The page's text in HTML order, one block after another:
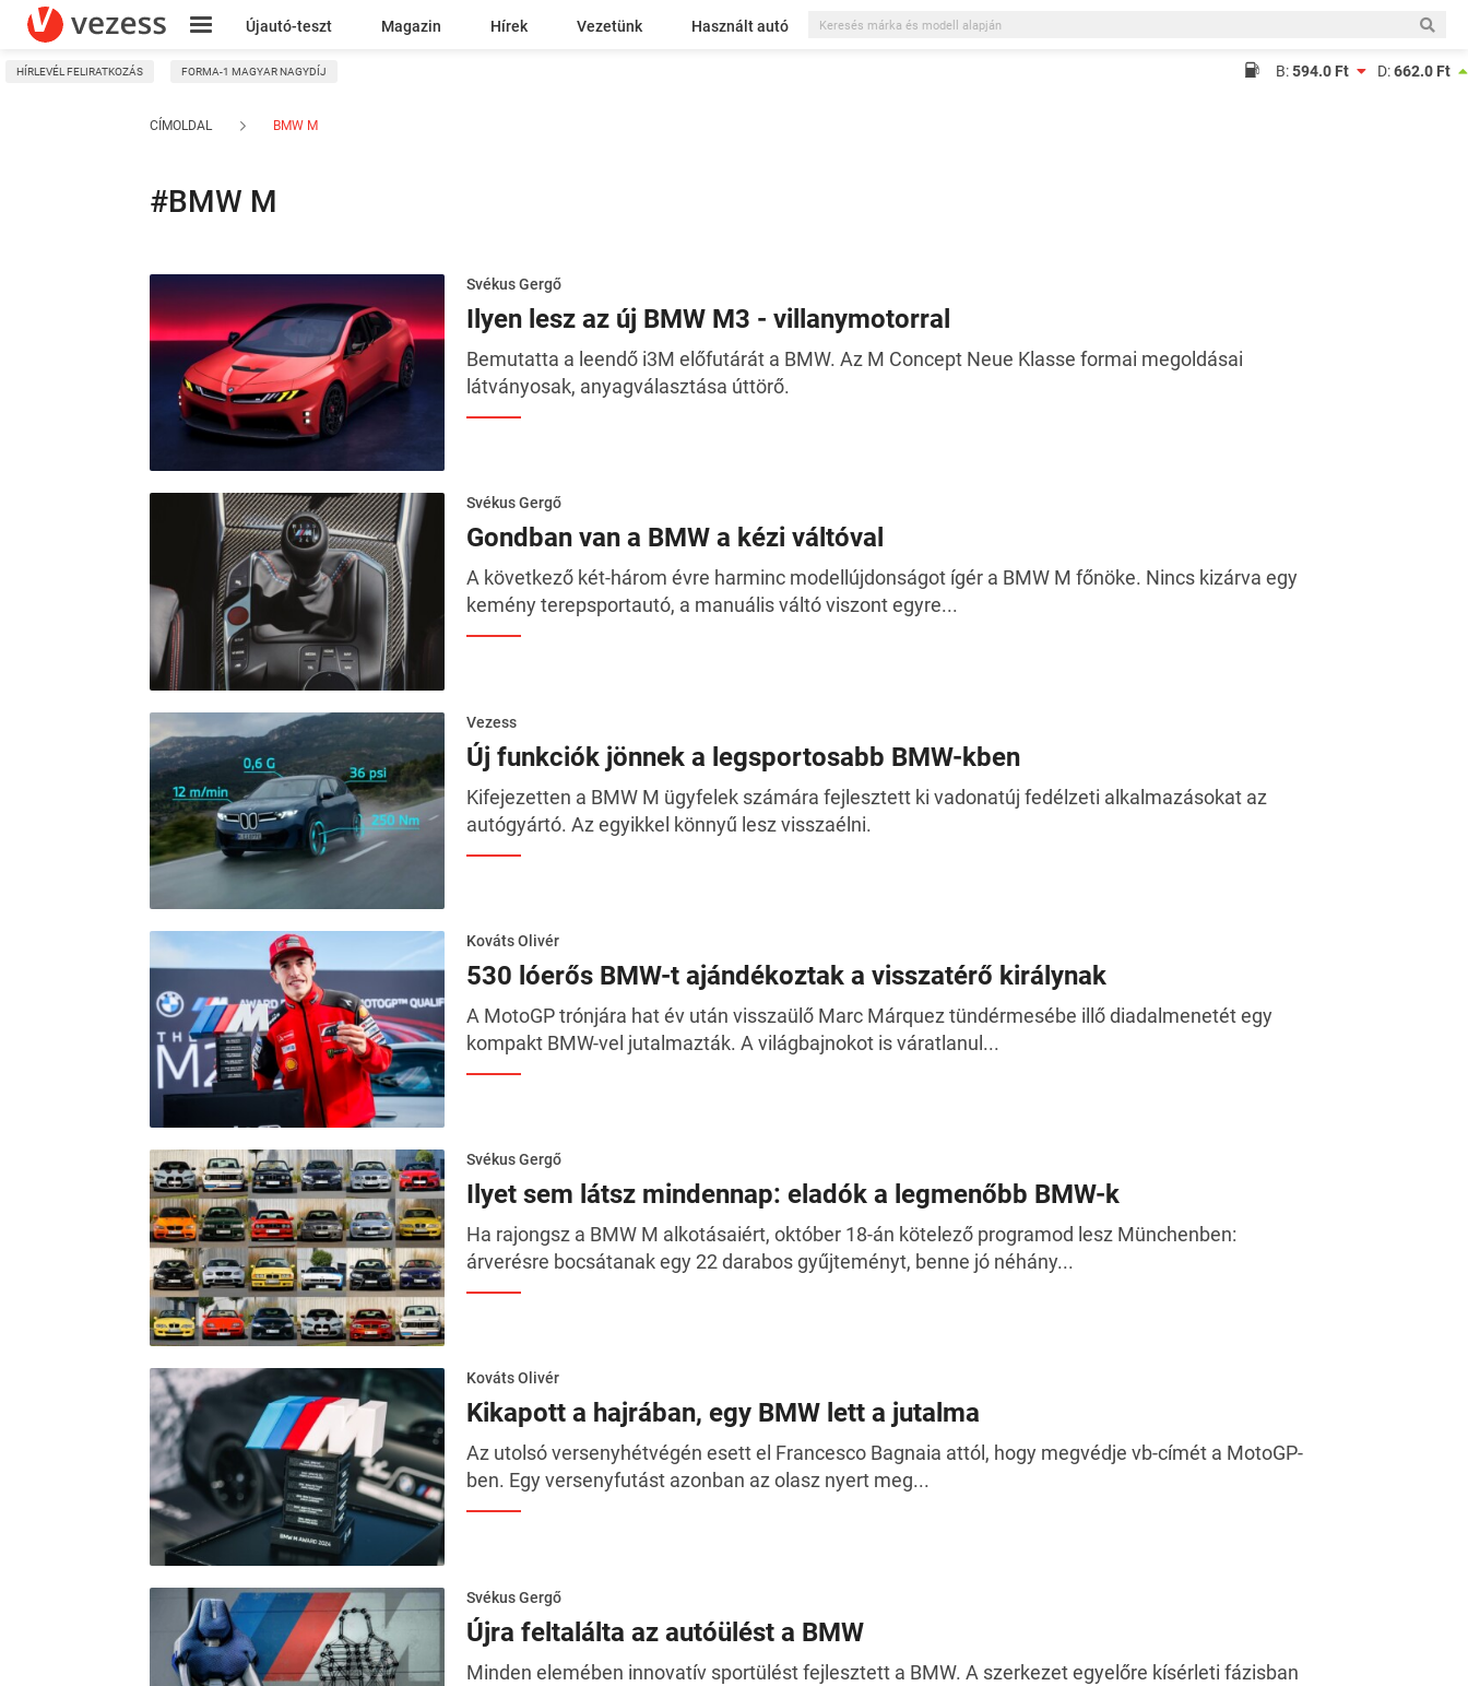
Újautó-teszt Magazin Hírek Vezetünk Használt autó
Kresz
HÍRLEVÉL FELIRATKOZÁS FORMA-1 MAGYAR NAGYDÍJ B:594.0 Ft D:662.0 Ft
CÍMOLDAL BMW M
#BMW M
Svékus Gergő
Ilyen lesz az új BMW M3 - villanymotorral
Bemutatta a leendő i3M előfutárát a BMW. Az M Concept Neue Klasse formai megoldásai
látványosak, anyagválasztása úttörő.
Svékus Gergő
Gondban van a BMW a kézi váltóval
A következő két-három évre harminc modellújdonságot ígér a BMW M főnöke. Nincs kizárva egy
kemény terepsportautó, a manuális váltó viszont egyre...
Vezess
Új funkciók jönnek a legsportosabb BMW-kben
Kifejezetten a BMW M ügyfelek számára fejlesztett ki vadonatúj fedélzeti alkalmazásokat az
autógyártó. Az egyikkel könnyű lesz visszaélni.
Kováts Olivér
530 lóerős BMW-t ajándékoztak a visszatérő királynak
A MotoGP trónjára hat év után visszaülő Marc Márquez tündérmesébe illő diadalmenetét egy
kompakt BMW-vel jutalmazták. A világbajnokot is váratlanul...
Svékus Gergő
Ilyet sem látsz mindennap: eladók a legmenőbb BMW-k
Ha rajongsz a BMW M alkotásaiért, október 18-án kötelező programod lesz Münchenben:
árverésre bocsátanak egy 22 darabos gyűjteményt, benne jó néhány...
Kováts Olivér
Kikapott a hajrában, egy BMW lett a jutalma
Az utolsó versenyhétvégén esett el Francesco Bagnaia attól, hogy megvédje vb-címét a MotoGP-
ben. Egy versenyfutást azonban az olasz nyert meg...
Svékus Gergő
Újra feltalálta az autóülést a BMW
Minden elemében innovatív sportülést fejlesztett a BMW. A szerkezet egyelőre kísérleti fázisban